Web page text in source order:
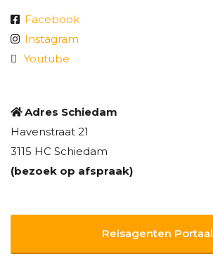
Facebook
Instagram
Youtube
Adres Schiedam
Havenstraat 21
3115 HC Schiedam
(bezoek op afspraak)
Reisagenten Portaal